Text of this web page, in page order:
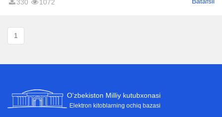
330 1072
1
O'zbekiston Milliy kutubxonasi
Elektron kitoblarning ochiq bazasi